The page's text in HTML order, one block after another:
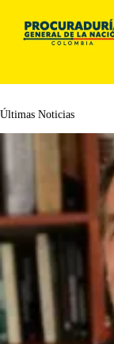
Últimas Noticias